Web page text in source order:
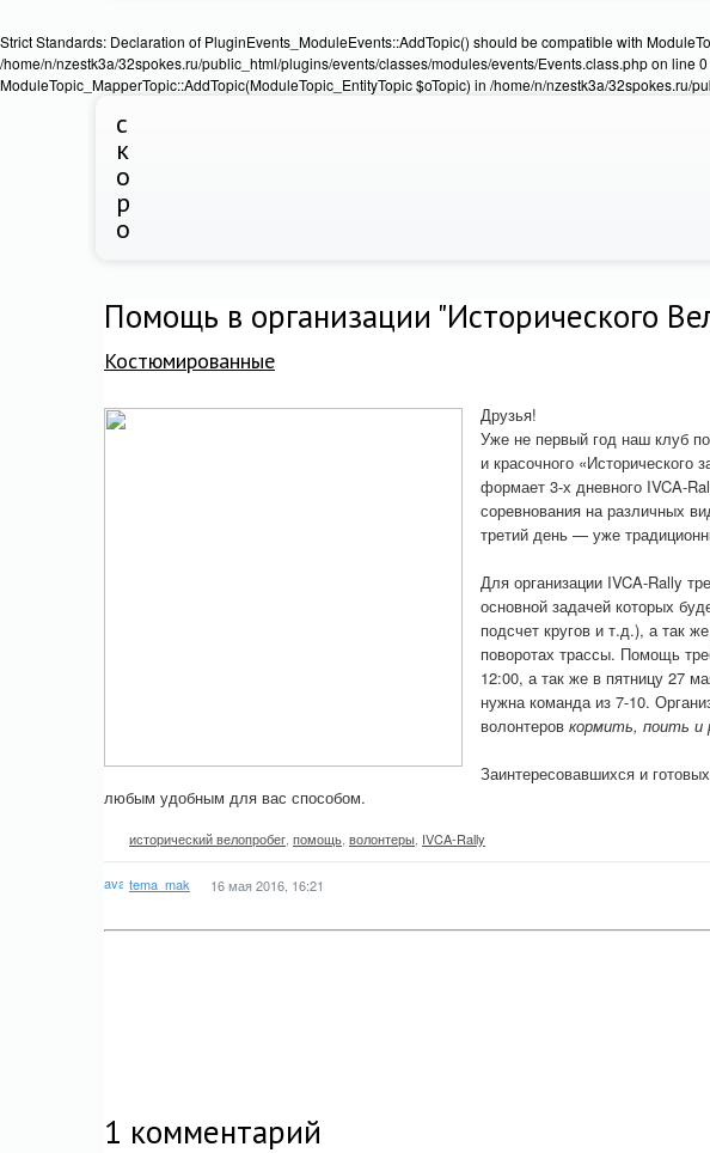
Strict Standards: Declaration of PluginEvents_ModuleEvents::AddTopic() should be compatible with
/home/n/nzestk3a/32spokes.ru/public_html/plugins/events/classes/modules/events/Events.class.php on
ModuleTopic_MapperTopic::AddTopic(ModuleTopic_EntityTopic $oTopic) in /home/n/nzestk3a/
с
к
о
р
о
Помощь в организации "Исторического
Костюмированные
Друзья!
Уже не первый год наш клуб
и красочного «Исторического
формает 3-х дневного IVCA-
соревнования на различных
третий день — уже
Для организации IVCA-Rally
основной задачей которых
подсчет кругов и т.д.), а так
поворотах трассы. Помощь
12:00, а так же в пятницу 27
нужна команда из 7-10.
волонтеров кормить, поить и
Заинтересовавшихся и
любым удобным для вас способом.
исторический велопробег помощь волонтеры IVCA-Rally
tema_mak 16 мая 2016, 16:21
1 комментарий